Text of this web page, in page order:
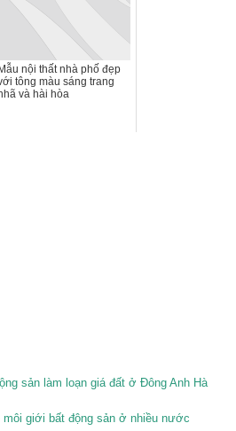
nội thất nhà phố đẹp
tông màu sáng trang
và hài hòa
sản làm loạn giá đất ở Đông Anh Hà
giới bất động sản ở nhiều nước